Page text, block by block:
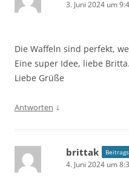
3. Juni 2024 um
Die Waffeln sind perfekt,
Eine super Idee, liebe Britta.
Liebe Grüße
Antworten ↓
brittak
4. Juni 2024 um